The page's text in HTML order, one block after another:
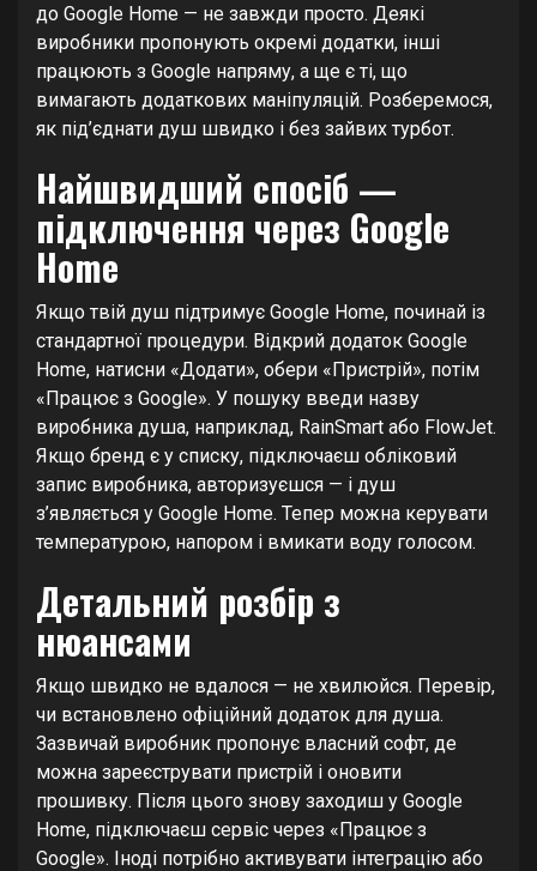
до Google Home — не завжди просто. Деякі
виробники пропонують окремі додатки, інші
працюють з Google напряму, а ще є ті, що
вимагають додаткових маніпуляцій. Розберемося,
як під’єднати душ швидко і без зайвих турбот.
Найшвидший спосіб —
підключення через Google
Home
Якщо твій душ підтримує Google Home, починай із
стандартної процедури. Відкрий додаток Google
Home, натисни «Додати», обери «Пристрій», потім
«Працює з Google». У пошуку введи назву
виробника душа, наприклад, RainSmart або FlowJet.
Якщо бренд є у списку, підключаєш обліковий
запис виробника, авторизуєшся — і душ
з’являється у Google Home. Тепер можна керувати
температурою, напором і вмикати воду голосом.
Детальний розбір з
нюансами
Якщо швидко не вдалося — не хвилюйся. Перевір,
чи встановлено офіційний додаток для душа.
Зазвичай виробник пропонує власний софт, де
можна зареєструвати пристрій і оновити
прошивку. Після цього знову заходиш у Google
Home, підключаєш сервіс через «Працює з
Google». Іноді потрібно активувати інтеграцію або